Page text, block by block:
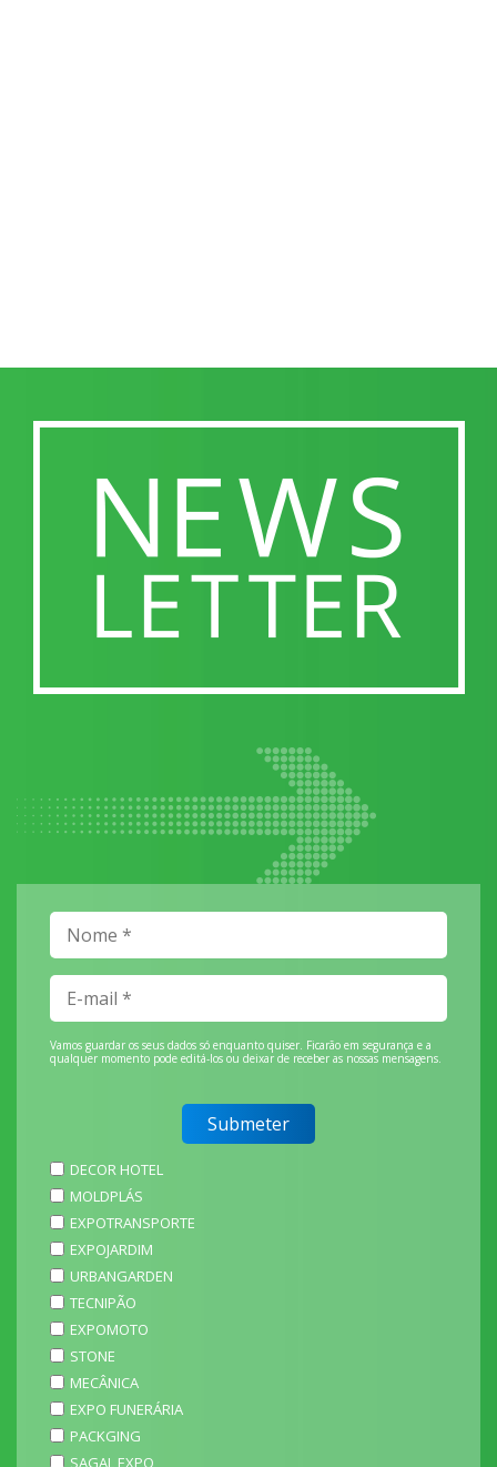
Vamos guardar os seus dados só enquanto quiser. Ficarão em segurança e a
qualquer momento pode editá-los ou deixar de receber as nossas mensagens.
DECOR HOTEL
MOLDPLÁS
EXPOTRANSPORTE
EXPOJARDIM
URBANGARDEN
TECNIPÃO
EXPOMOTO
STONE
MECÂNICA
EXPO FUNERÁRIA
PACKGING
SAGAL EXPO